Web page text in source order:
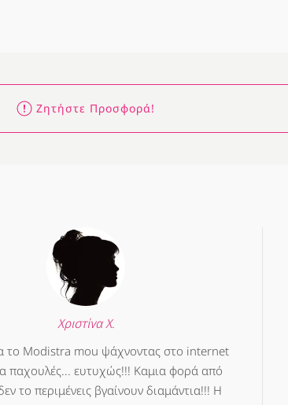
Ζητήστε Προσφορά!
Χριστίνα Χ.
το Modistra mou ψάχνοντας στο internet
παχουλές... ευτυχώς!!! Καμια φορά από
το περιμένεις βγαίνουν διαμάντια!!! Η